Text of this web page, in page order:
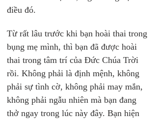
điều đó.
Từ rất lâu trước khi bạn hoài thai trong
bụng mẹ mình, thì bạn đã được hoài
thai trong tâm trí của Đức Chúa Trời
rồi. Không phải là định mệnh, không
phải sự tình cờ, không phải may mắn,
không phải ngẫu nhiên mà bạn đang
thở ngay trong lúc này đây. Bạn hiện